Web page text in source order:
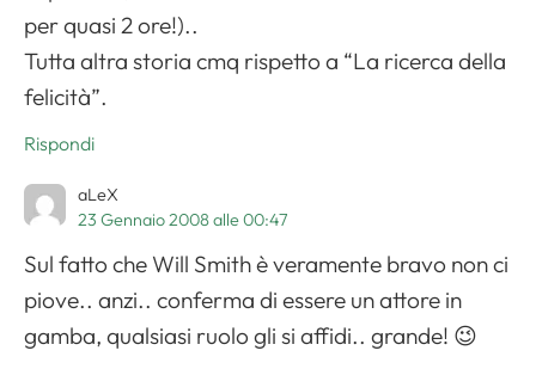
per quasi 2 ore!)..
Tutta altra storia cmq rispetto a “La ricerca della
felicità”.
Rispondi
aLeX
23 Gennaio 2008 alle 00:47
Sul fatto che Will Smith è veramente bravo non ci
piove.. anzi.. conferma di essere un attore in
gamba, qualsiasi ruolo gli si affidi.. grande! 😉